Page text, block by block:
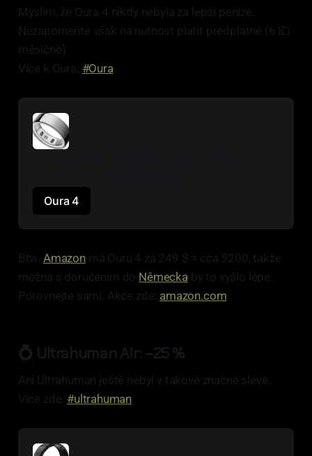
Myslím, že Oura 4 nikdy nebyla za lepší peníze.
Nezapomeňte však na nutnost platit předplatné (6 💶
měsíčně).
Více k Oura: #Oura
Oura 4
Btw. Amazonmá Ouru 4 za 249 $ = cca 5200, takže
možná s doručením do Německaby to vyšlo lépe.
Porovnejte sami. Akce zde: amazon.com
💍 Ultrahuman Air: −25 %
Ani Ultrahuman ještě nebyl v takové značné slevě.
Více zde: #ultrahuman